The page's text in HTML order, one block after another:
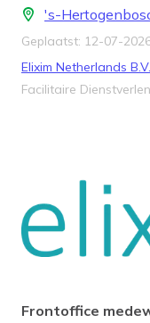
Locatie's-
Geplaatst: 12-07-
Bedrijf
Elixim Netherlands B.V.
Werkveld
Facilitaire
Frontoffice